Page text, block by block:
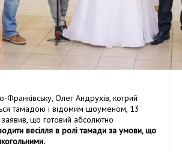
Франківську, Олег Андрухів, котрий
тамадою і відомим шоуменом, 13
що готовий абсолютно
весілля в ролі тамади за умови, що